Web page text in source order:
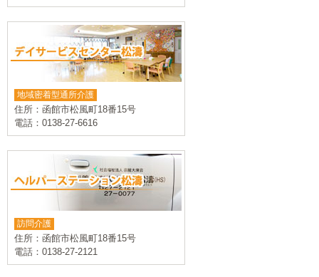
地域密着型通所介護
住所：函館市松風町18番15号
電話：0138-27-6616
訪問介護
住所：函館市松風町18番15号
電話：0138-27-2121